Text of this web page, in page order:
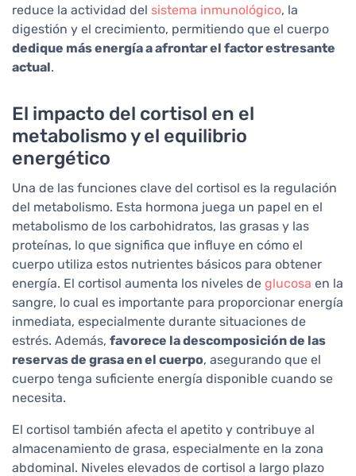
reduce la actividad del sistema inmunológico, la
digestión y el crecimiento, permitiendo que el cuerpo
dedique más energía a afrontar el factor estresante
actual.
El impacto del cortisol en el
metabolismo y el equilibrio
energético
Una de las funciones clave del cortisol es la regulación
del metabolismo. Esta hormona juega un papel en el
metabolismo de los carbohidratos, las grasas y las
proteínas, lo que significa que influye en cómo el
cuerpo utiliza estos nutrientes básicos para obtener
energía. El cortisol aumenta los niveles de glucosa en la
sangre, lo cual es importante para proporcionar energía
inmediata, especialmente durante situaciones de
estrés. Además, favorece la descomposición de las
reservas de grasa en el cuerpo, asegurando que el
cuerpo tenga suficiente energía disponible cuando se
necesita.
El cortisol también afecta el apetito y contribuye al
almacenamiento de grasa, especialmente en la zona
abdominal. Niveles elevados de cortisol a largo plazo